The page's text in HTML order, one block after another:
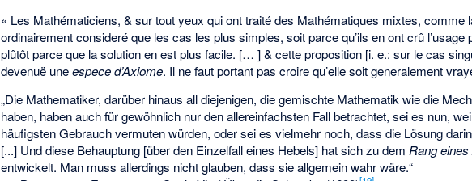
« Les Mathématiciens, & sur tout yeux qui ont traité des Mathématiques mixtes, comme
ordinairement consideré que les cas les plus simples, soit parce qu’ils en ont crû l’usage
plûtôt parce que la solution en est plus facile. [… ] & cette proposition [i. e.: sur le cas
devenuë uneespece d’Axiome. Il ne faut portant pas croire qu’elle soit generalement
„Die Mathematiker, darüber hinaus all diejenigen, die gemischte Mathematik wie die
haben, haben auch für gewöhnlich nur den allereinfachsten Fall betrachtet, sei es nun,
häufigsten Gebrauch vermuten würden, oder sei es vielmehr noch, dass die Lösung
[...] Und diese Behauptung [über den Einzelfall eines Hebels] hat sich zu dem Rang
entwickelt. Man muss allerdings nicht glauben, dass sie allgemein wahr wäre.“